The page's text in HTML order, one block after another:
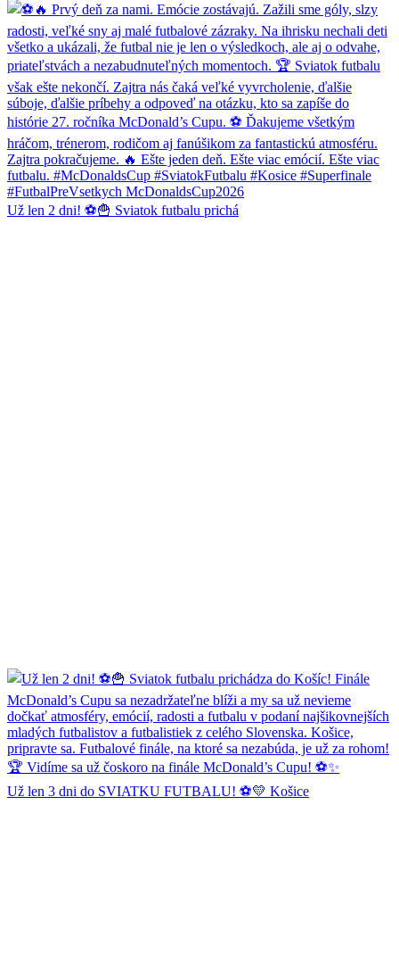
Už len 2 dni! ⚽️🍟 Sviatok futbalu prichá
Už len 3 dni do SVIATKU FUTBALU! ⚽💛 Košice